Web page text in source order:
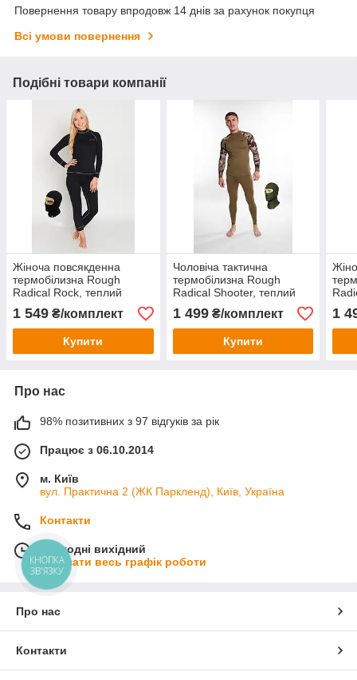
Повернення товару впродовж 14 днів за рахунок покупця
Всі умови повернення
Подібні товари компанії
Жіноча повсякденна
термобілизна Rough
Radical Rock, теплий
зимовий комплект
1 549 ₴/комплект
Купити
Чоловіча тактична
термобілизна Rough
Radical Shooter, теплий
зимовий комплект для
полювання, для
військових
1 499₴/комплект
Купити
1
Про нас
98% позитивних з 97 відгуків за рік
Працює з 06.10.2014
м. Київ
вул. Практична 2 (ЖК Паркленд), Київ, Україна
Контакти
Сьогодні вихідний
Показати весь графік роботи
Про нас
Контакти
КНОПКА
ЗВ'ЯЗКУ